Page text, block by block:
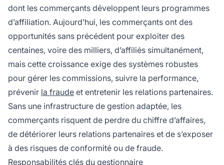
dont les commerçants développent leurs programmes
d’affiliation. Aujourd’hui, les commerçants ont des
opportunités sans précédent pour exploiter des
centaines, voire des milliers, d’affiliés simultanément,
mais cette croissance exige des systèmes robustes
pour gérer les commissions, suivre la performance,
prévenir la fraude et entretenir les relations partenaires.
Sans une infrastructure de gestion adaptée, les
commerçants risquent de perdre du chiffre d’affaires,
de détériorer leurs relations partenaires et de s’exposer
à des risques de conformité ou de fraude.
Responsabilités clés du gestionnaire